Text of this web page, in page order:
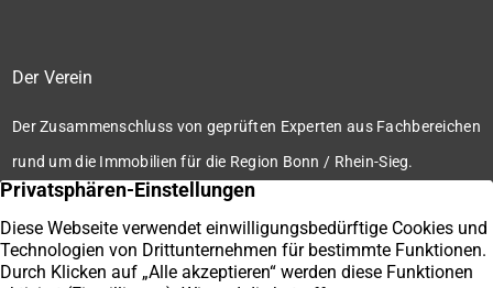
Der Verein
Der Zusammenschluss von geprüften Experten aus Fachbereichen
rund um die Immobilien für die Region Bonn / Rhein-Sieg.